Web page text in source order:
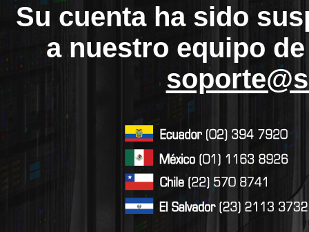
Su cuenta ha sido
a nuestro equipo